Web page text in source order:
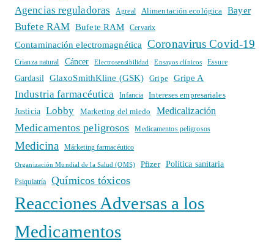
Agencias reguladoras
Agreal Alimentación ecológica Bayer
Bufete RAM Bufete RAM Cervarix
Contaminación electromagnética Coronavirus Covid-19
Crianza natural Cáncer Electrosensibilidad Ensayos clínicos Essure
Gardasil GlaxoSmithKline (GSK) Gripe Gripe A
Industria farmacéutica Infancia
Intereses empresariales
Justicia
Lobby Marketing del miedo Medicalización
Medicamentos peligrosos Medicamentos peligrosos
Medicina Márketing farmacéutico
Organización Mundial de la Salud (OMS) Pfizer Política sanitaria
Psiquiatría Químicos tóxicos
Reacciones Adversas a los
Medicamentos